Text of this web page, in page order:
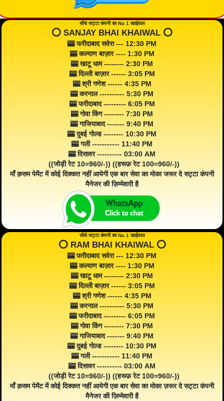
सीधे सट्टा कंपनी का No 1 खाईवाल
⭕️ SANJAY BHAI KHAIWAL ⭕️
🎰 फरीदाबाद सवेरा --- 12:30 PM
🎰 कल्याण बाज़ार ---- 1:30 PM
🎰 खाटू धाम -------- 2:30 PM
🎰 दिल्ली बाज़ार ------ 3:05 PM
🎰 श्री गणेश ------ 4:35 PM
🎰 करनाल ---------- 5:30 PM
🎰 फरीदाबाद --------- 6:05 PM
🎰 गोवा किंग -------- 7:30 PM
🎰 गाजियाबाद ------- 9:40 PM
🎰 दुबई गोल्ड -------- 10:30 PM
🎰 गली ----------- 11:40 PM
🎰 दिसावर ---------- 03:00 AM
((जोड़ी रेट 10=960/-)) ((हरूफ़ रेट 100=960/-))
माँ क़सम पेमेंट में कोई दिक्कत नहीं आयेगी एक बार सेवा का मोका जरूर दे सट्टा कंपनी
मैनेजर की ज़िम्मेवारी है
सीधे सट्टा कंपनी का No 1 खाईवाल
⭕️ RAM BHAI KHAIWAL ⭕️
🎰 फरीदाबाद सवेरा --- 12:30 PM
🎰 कल्याण बाज़ार ---- 1:30 PM
🎰 खाटू धाम -------- 2:30 PM
🎰 दिल्ली बाज़ार ------ 3:05 PM
🎰 श्री गणेश ------ 4:35 PM
🎰 करनाल ---------- 5:30 PM
🎰 फरीदाबाद --------- 6:05 PM
🎰 गोवा किंग -------- 7:30 PM
🎰 गाजियाबाद ------- 9:40 PM
🎰 दुबई गोल्ड -------- 10:30 PM
🎰 गली ----------- 11:40 PM
🎰 दिसावर ---------- 03:00 AM
((जोड़ी रेट 10=960/-)) ((हरूफ़ रेट 100=960/-))
माँ क़सम पेमेंट में कोई दिक्कत नहीं आयेगी एक बार सेवा का मोका ज़रूर दे सट्टा कंपनी
मैनेजर की ज़िम्मेवारी है